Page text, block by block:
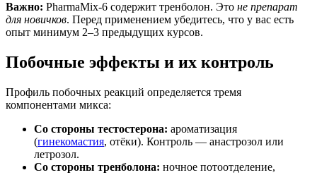
Важно: PharmaMix-6 содержит тренболон. Это не препарат
для новичков. Перед применением убедитесь, что у вас есть
опыт минимум 2–3 предыдущих курсов.
Побочные эффекты и их контроль
Профиль побочных реакций определяется тремя
компонентами микса:
Со стороны тестостерона: ароматизация
(гинекомастия, отёки). Контроль — анастрозол или
летрозол.
Со стороны тренболона: ночное потоотделение,